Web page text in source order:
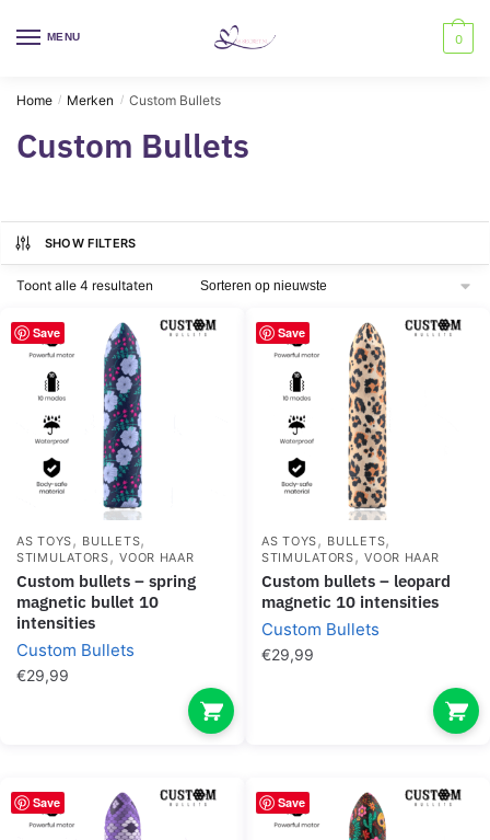
MENU 0
Home / Merken / Custom Bullets
Custom Bullets
SHOW FILTERS
Toont alle 4 resultaten Gesorteerd
nieuwste
Save
AS TOYS, BULLETS,
STIMULATORS,VOOR HAAR
custom bullets – spring
magnetic bullet 10
intensities
Custom Bullets
€29,99
Save
AS TOYS, BULLETS,
STIMULATORS,VOOR HAAR
custom bullets – leopard
magnetic 10 intensities
Custom Bullets
€29,99
Save Save